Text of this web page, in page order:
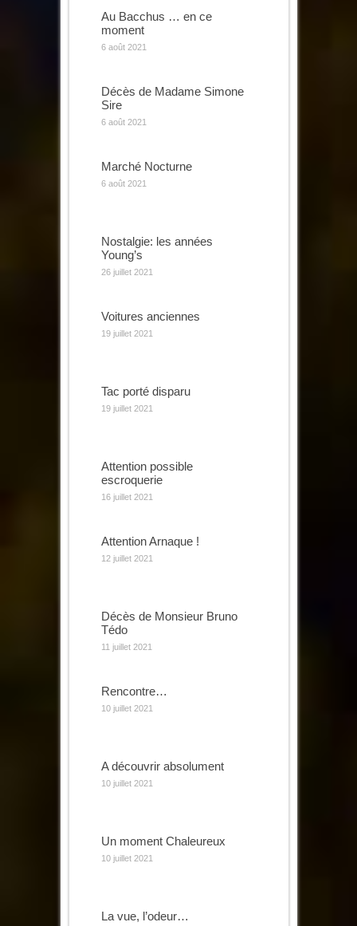
Au Bacchus … en ce
moment
6 août 2021
Décès de Madame Simone
Sire
6 août 2021
Marché Nocturne
6 août 2021
Nostalgie: les années
Young’s
26 juillet 2021
Voitures anciennes
19 juillet 2021
Tac porté disparu
19 juillet 2021
Attention possible
escroquerie
16 juillet 2021
Attention Arnaque !
12 juillet 2021
Décès de Monsieur Bruno
Tédo
11 juillet 2021
Rencontre…
10 juillet 2021
A découvrir absolument
10 juillet 2021
Un moment Chaleureux
10 juillet 2021
La vue, l’odeur…